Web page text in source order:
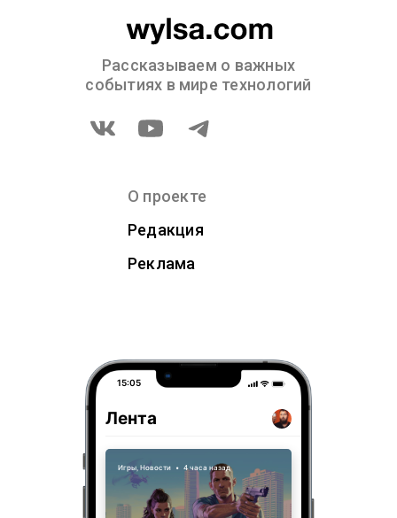
Рассказываем о важных
событиях в мире технологий
О проекте
Редакция
Реклама
15:05
Лента
Игры Новости • 4 часа назад